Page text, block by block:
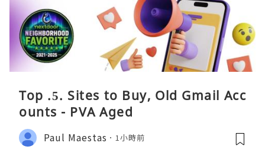
Top .5. Sites to Buy, Old Gmail Acc
ounts - PVA Aged
Paul Maestas 1小時前